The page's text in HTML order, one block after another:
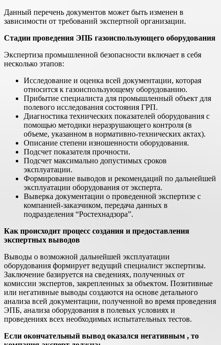
Данный перечень документов может быть изменен в
зависимости от требований экспертной организации.
Стадии проведения ЭПБ газоиспользующего оборудования
Экспертиза промышленной безопасности включает в себя
несколько этапов:
Исследование и оценка всей документации, которая
относится к газоиспользующему оборудованию.
Прибытие специалиста для промышленный объект для
полевого исследования состояния ГРП.
Диагностика технических показателей оборудования с
помощью методики неразрушающего контроля (в
объеме, указанном в нормативно-технических актах).
Описание степени изношенности оборудования.
Подсчет показателя прочности.
Подсчет максимально допустимых сроков
эксплуатации.
Формирование выводов и рекомендаций по дальнейшей
эксплуатации оборудования от эксперта.
Выверка документации о проведенной экспертизе с
компанией-заказчиком, передача данных в
подразделения “Ростехнадзора”.
Как происходит процесс создания и предоставления
экспертных выводов
Выводы о возможной дальнейшей эксплуатации
оборудования формирует ведущий специалист экспертизы.
Заключение базируется на сведениях, полученных от
комиссии экспертов, закрепленных за объектом. Позитивные
или негативные выводы создаются на основе детального
анализа всей документации, полученной во время проведения
ЭПБ, анализа оборудования в полевых условиях и
проведениях всех необходимых испытательных тестов.
Если окончательный вывод оказался негативным , то